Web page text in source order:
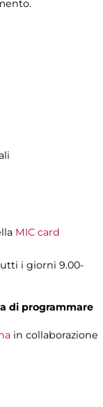
MIC card
i giorni 9.00-
di programmare
in collaborazione